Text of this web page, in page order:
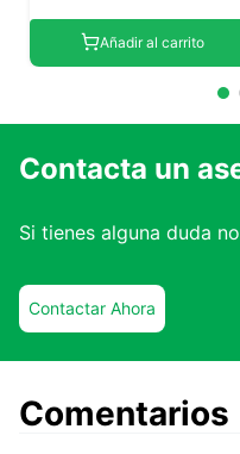
Añadir al carrito
Contacta un
Si tienes alguna duda
Contactar Ahora
Comentarios